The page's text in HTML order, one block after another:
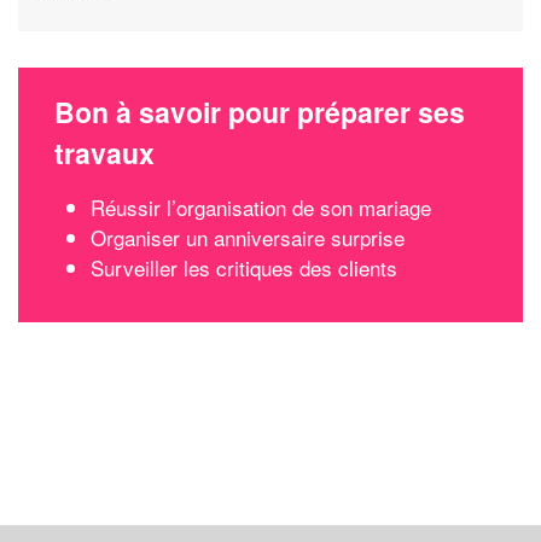
Bon à savoir pour préparer ses
travaux
Réussir l’organisation de son mariage
Organiser un anniversaire surprise
Surveiller les critiques des clients